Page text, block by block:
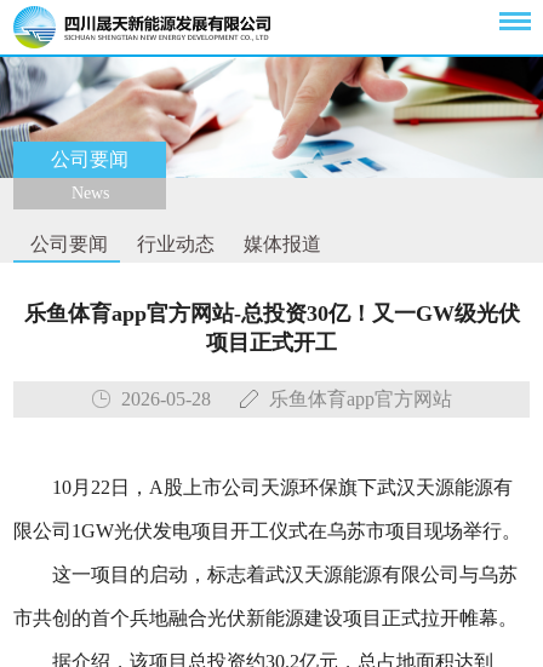
公司要闻
News
公司要闻 行业动态 媒体报道
乐鱼体育app官方网站-总投资30亿！又一GW级光伏
项目正式开工
2026-05-28 乐鱼体育app官方网站
10月22日，A股上市公司天源环保旗下武汉天源能源有
限公司1GW光伏发电项目开工仪式在乌苏市项目现场举行。
这一项目的启动，标志着武汉天源能源有限公司与乌苏
市共创的首个兵地融合光伏新能源建设项目正式拉开帷幕。
据介绍，该项目总投资约30.2亿元，总占地面积达到